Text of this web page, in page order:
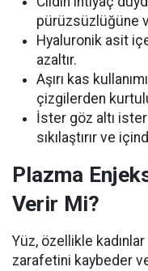
pürüzsüzlüğüne
Hyaluronik asit
azaltır.
Aşırı kas
çizgilerden
İster göz altı
sıkılaştırır ve
Plazma
Verir Mi?
Yüz, özellikle
zarafetini kaybeder